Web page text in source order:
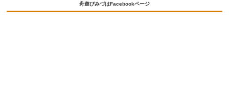
マイグラスで！カワイイブレッド Long Goodbye 舟遊び 7/11（土 ）
舟遊びみづはFacebookページ